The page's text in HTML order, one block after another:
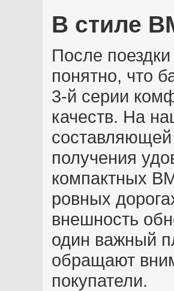
В стиле
После
понятно, что
3-й серии
качеств. На
составляющей
получения
компактных
ровных
внешность
один важный
обращают
покупатели.